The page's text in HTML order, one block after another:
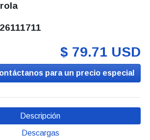
26111711
$ 79.71 USD
para un precio especial
Descripción
Descargas